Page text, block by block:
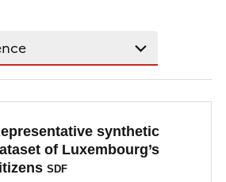
synthetic
of Luxembourg’s
SDF